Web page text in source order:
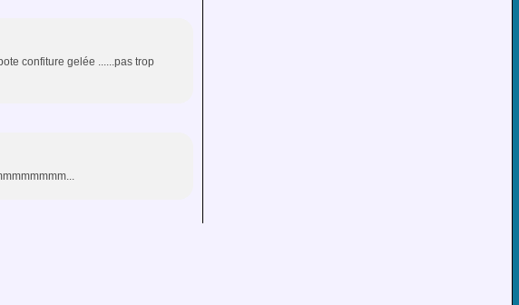
confiture gelée ......pas trop